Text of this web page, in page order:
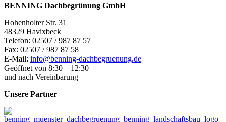
BENNING Dachbegrünung GmbH
Hohenholter Str. 31
48329 Havixbeck
Telefon: 02507 / 987 87 57
Fax: 02507 / 987 87 58
E-Mail: info@benning-dachbegruenung.de
Geöffnet von 8:30 – 12:30
und nach Vereinbarung
Unsere Partner